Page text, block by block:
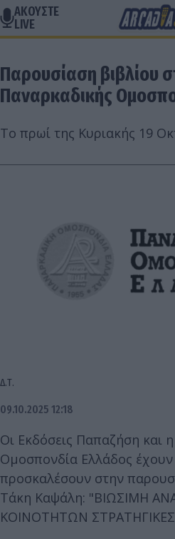
ΑΚΟΥΣΤΕ
LIVE
Παρουσίαση βιβλίου
Παναρκαδικής
Το πρωί της Κυριακής 19
Δ.Τ.
09.10.2025 12:18
Οι Εκδόσεις Παπαζήση και
Ομοσπονδία Ελλάδος έχουν
προσκαλέσουν στην
Τάκη Καψάλη: "ΒΙΩΣΙΜΗ
ΚΟΙΝΟΤΗΤΩΝ